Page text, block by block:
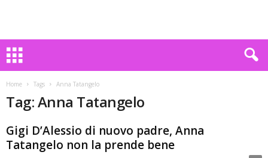
Home Tags Anna Tatangelo
Tag: Anna Tatangelo
Gigi D’Alessio di nuovo padre, Anna
Tatangelo non la prende bene